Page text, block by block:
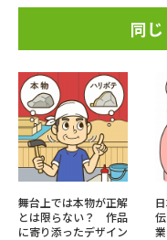
同
舞台上では本物が正解
とは限らない？ 作品
に寄り添ったデザイン